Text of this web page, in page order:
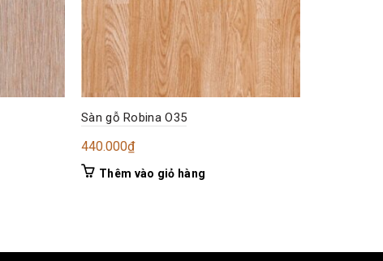
Sàn gỗ Robina O35
440.000₫
Thêm vào giỏ hàng